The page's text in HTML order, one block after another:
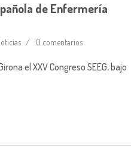
de Enfermería
0 comentarios
el XXV Congreso SEEG, bajo